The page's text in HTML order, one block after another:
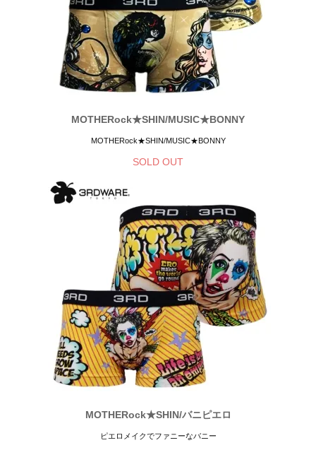
MOTHERock★SHIN/MUSIC★BONNY
MOTHERock★SHIN/MUSIC★BONNY
SOLD OUT
MOTHERock★SHIN/バニピエロ
ピエロメイクでファニーなバニー